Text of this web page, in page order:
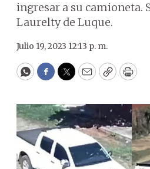
ingresar a su camioneta.
Laurelty de Luque.
Julio 19, 2023 12:13 p. m.
WhatsApp
Facebook
Twitter
EmailCopyPrint